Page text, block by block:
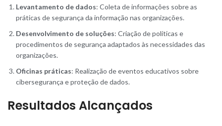
Levantamento de dados: Coleta de informações sobre as
práticas de segurança da informação nas organizações.
Desenvolvimento de soluções: Criação de políticas e
procedimentos de segurança adaptados às necessidades das
organizações.
Oficinas práticas: Realização de eventos educativos sobre
cibersegurança e proteção de dados.
Resultados Alcançados